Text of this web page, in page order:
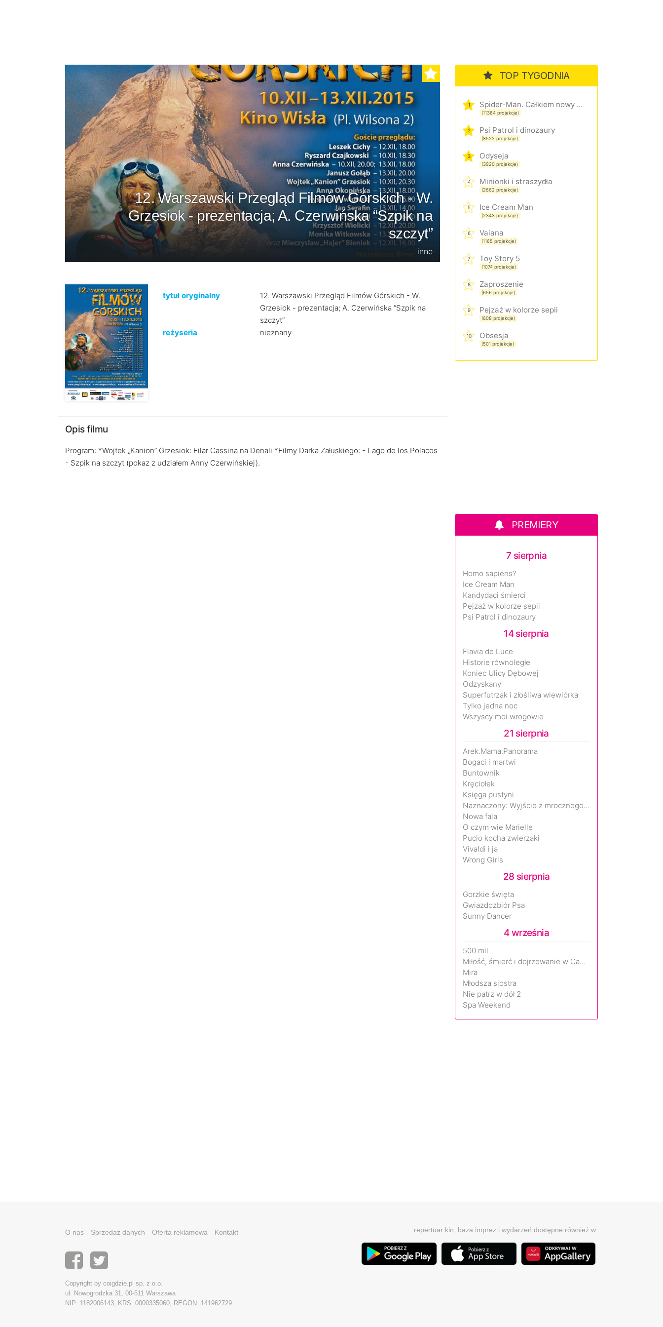
12. Warszawski Przegląd Filmów Górskich - W.
Grzesiok - prezentacja; A. Czerwińska “Szpik na
szczyt”
inne
tytuł oryginalny
12. Warszawski Przegląd Filmów Górskich - W.
Grzesiok - prezentacja; A. Czerwińska “Szpik na
szczyt”
reżyseria
nieznany
Opis filmu
Program: *Wojtek „Kanion” Grzesiok: Filar Cassina na Denali *Filmy Darka Załuskiego: - Lago de los Polacos
- Szpik na szczyt (pokaz z udziałem Anny Czerwińskiej).
TOP TYGODNIA
1 Spider-Man. Całkiem nowy dzień
(11384 projekcje)
2 Psi Patrol i dinozaury
(8522 projekcje)
3 Odyseja
(3920 projekcje)
4 Minionki i straszydła
(2662 projekcje)
5 Ice Cream Man
(2343 projekcje)
6 Vaiana
(1165 projekcje)
7 Toy Story 5
(1074 projekcje)
8 Zaproszenie
(656 projekcje)
9 Pejzaż w kolorze sepii
(608 projekcje)
10 Obsesja
(501 projekcje)
PREMIERY
7 sierpnia
Homo sapiens?
Ice Cream Man
Kandydaci śmierci
Pejzaż w kolorze sepii
Psi Patrol i dinozaury
14 sierpnia
Flavia de Luce
Historie równoległe
Koniec Ulicy Dębowej
Odzyskany
Superfutrzak i złośliwa wiewiórka
Tylko jedna noc
Wszyscy moi wrogowie
21 sierpnia
Arek.Mama.Panorama
Bogaci i martwi
Buntownik
Kręciołek
Księga pustyni
Naznaczony: Wyjście z mrocznego wymiaru
Nowa fala
O czym wie Marielle
Pucio kocha zwierzaki
Vivaldi i ja
Wrong Girls
28 sierpnia
Gorzkie święta
Gwiazdozbiór Psa
Sunny Dancer
4 września
500 mil
Miłość, śmierć i dojrzewanie w Camp Miasma
Mira
Młodsza siostra
Nie patrz w dół 2
Spa Weekend
O nas Sprzedaż danych Oferta reklamowa Kontakt
Copyright by coigdzie.pl sp. z o.o.
ul. Nowogrodzka 31, 00-511 Warszawa
NIP: 1182006143, KRS: 0000335060, REGON: 141962729
repertuar kin, baza imprez i wydarzeń dostępne również w: